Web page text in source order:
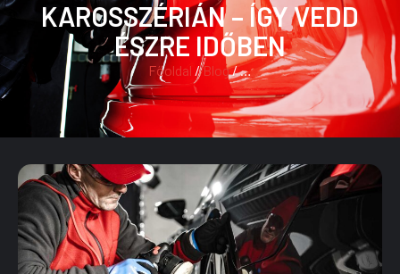
KAROSSZÉRIÁN – ÍGY VEDD
ÉSZRE IDŐBEN
Főoldal /Blog/ …